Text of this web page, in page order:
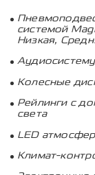
системой
Низкая,
Колесные
Рейлинги с
света
LED
Климат-